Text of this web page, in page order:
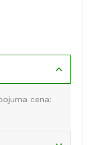
cena: